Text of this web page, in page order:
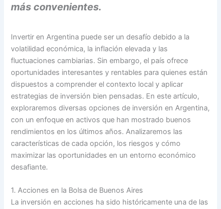
más convenientes.
Invertir en Argentina puede ser un desafío debido a la
volatilidad económica, la inflación elevada y las
fluctuaciones cambiarias. Sin embargo, el país ofrece
oportunidades interesantes y rentables para quienes están
dispuestos a comprender el contexto local y aplicar
estrategias de inversión bien pensadas. En este artículo,
exploraremos diversas opciones de inversión en Argentina,
con un enfoque en activos que han mostrado buenos
rendimientos en los últimos años. Analizaremos las
características de cada opción, los riesgos y cómo
maximizar las oportunidades en un entorno económico
desafiante.
1. Acciones en la Bolsa de Buenos Aires
La inversión en acciones ha sido históricamente una de las